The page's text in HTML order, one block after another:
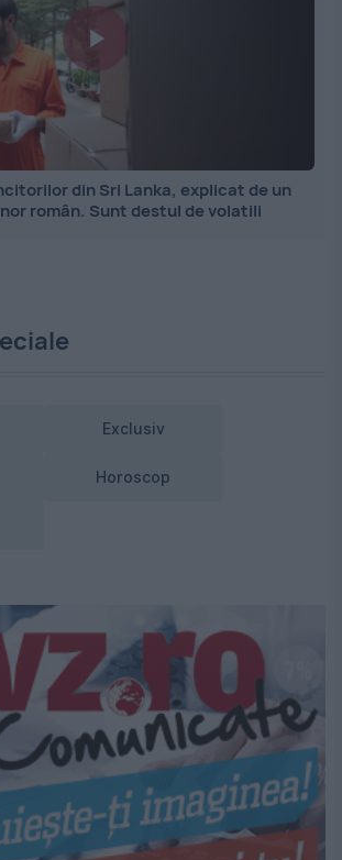
din Sri Lanka, explicat de un
român. Sunt destul de volatili
Exclusiv
Horoscop